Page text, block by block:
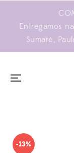
Entregamos
Sumaré,
-13%